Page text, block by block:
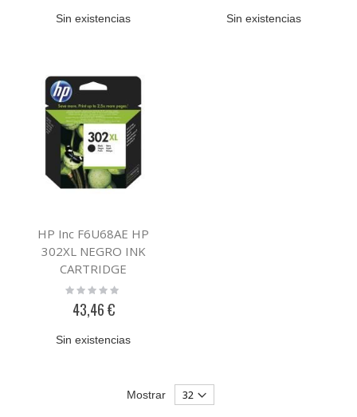
Sin existencias Sin existencias
HP Inc F6U68AE HP
302XL NEGRO INK
CARTRIDGE
Rating:
43,46 €
Sin existencias
Mostrar